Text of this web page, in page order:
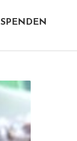
SPENDEN